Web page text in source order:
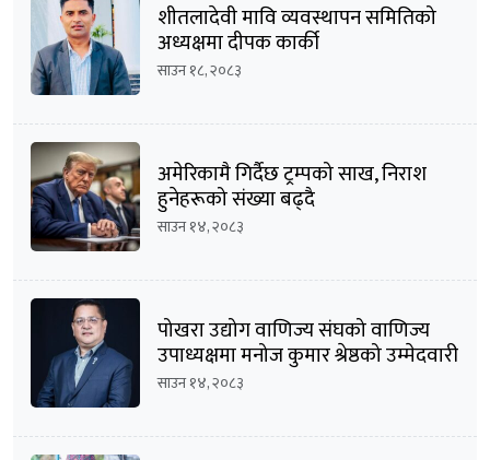
शीतलादेवी मावि व्यवस्थापन समितिको
अध्यक्षमा दीपक कार्की
साउन १८, २०८३
अमेरिकामै गिर्दैछ ट्रम्पको साख, निराश
हुनेहरूको संख्या बढ्दै
साउन १४, २०८३
पोखरा उद्योग वाणिज्य संघको वाणिज्य
उपाध्यक्षमा मनोज कुमार श्रेष्ठको उम्मेदवारी
घोषणा
साउन १४, २०८३